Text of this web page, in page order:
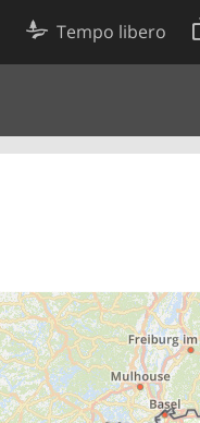
Tempo libero
Preferenze cookie